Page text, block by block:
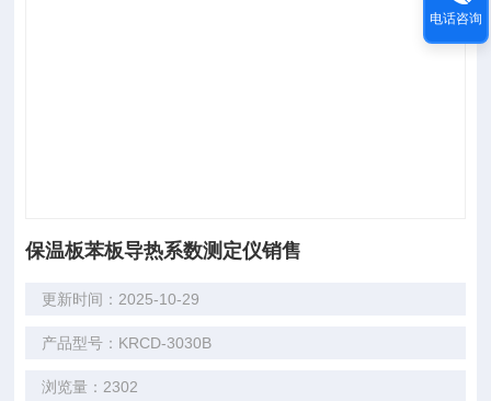
保温板苯板导热系数测定仪销售
更新时间：2025-10-29
产品型号：KRCD-3030B
浏览量：2302
电话咨询